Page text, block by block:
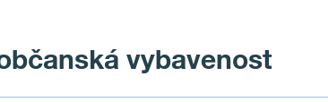
vybavenost